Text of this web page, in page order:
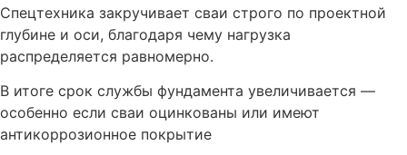
Спецтехника закручивает сваи строго по проектной
глубине и оси, благодаря чему нагрузка
распределяется равномерно.
В итоге срок службы фундамента увеличивается —
особенно если сваи оцинкованы или имеют
антикоррозионное покрытие